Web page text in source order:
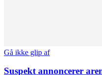
Gå ikke glip af
Suspekt annoncerer